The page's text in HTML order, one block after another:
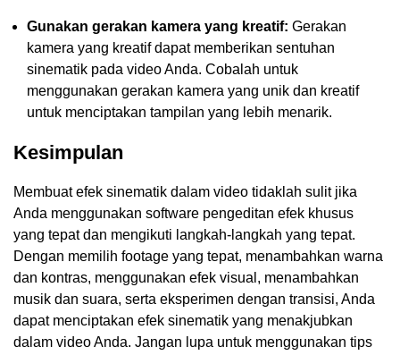
Gunakan gerakan kamera yang kreatif: Gerakan
kamera yang kreatif dapat memberikan sentuhan
sinematik pada video Anda. Cobalah untuk
menggunakan gerakan kamera yang unik dan kreatif
untuk menciptakan tampilan yang lebih menarik.
Kesimpulan
Membuat efek sinematik dalam video tidaklah sulit jika
Anda menggunakan software pengeditan efek khusus
yang tepat dan mengikuti langkah-langkah yang tepat.
Dengan memilih footage yang tepat, menambahkan warna
dan kontras, menggunakan efek visual, menambahkan
musik dan suara, serta eksperimen dengan transisi, Anda
dapat menciptakan efek sinematik yang menakjubkan
dalam video Anda. Jangan lupa untuk menggunakan tips